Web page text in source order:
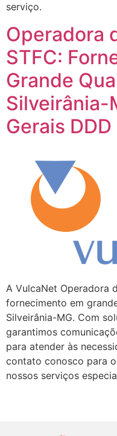
serviço.
Operadora
STFC:
Grande
Silveirânia-
Gerais
A VulcaNet Operadora
fornecimento em
Silveirânia-MG. Com
garantimos
para atender às
contato conosco para
nossos serviços